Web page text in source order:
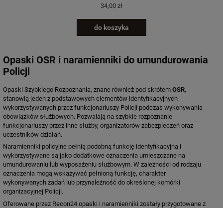
34,00 zł
do koszyka
Opaski OSR i naramienniki do umundurowania
Policji
Opaski Szybkiego Rozpoznania, znane również pod skrótem OSR,
stanowią jeden z podstawowych elementów identyfikacyjnych
wykorzystywanych przez funkcjonariuszy Policji podczas wykonywania
obowiązków służbowych. Pozwalają na szybkie rozpoznanie
funkcjonariuszy przez inne służby, organizatorów zabezpieczeń oraz
uczestników działań.
Naramienniki policyjne pełnią podobną funkcję identyfikacyjną i
wykorzystywane są jako dodatkowe oznaczenia umieszczane na
umundurowaniu lub wyposażeniu służbowym. W zależności od rodzaju
oznaczenia mogą wskazywać pełnioną funkcję, charakter
wykonywanych zadań lub przynależność do określonej komórki
organizacyjnej Policji.
Oferowane przez Recon24 opaski i naramienniki zostały przygotowane z